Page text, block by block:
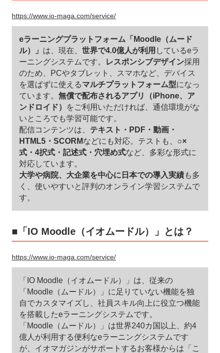
https://www.io-maga.com/service/
eラーニングプラットフォーム「Moodle（ムード
ル）」 は、現在、 世界で4.0億人が利用 しているeラ
ーニングシステムです。
レスポンシブデザイン採用
のため、PCやタブレット、スマホなど、デバイス
を選ばずに使えるマルチプラットフォーム型になっ
ています。 無償で配布されるアプリ（iPhone、ア
ンドロイド）
をご利用いただければ、通信環境がな
いところでも学習可能です。
配信コンテンツは、 テキスト・PDF・動画・
HTML5・SCORMなどにも対応。テストも、 ○×
式・4択式・記述式・穴埋め式など、多彩な形式に
対応しています。
大学や病院、大企業を中心に日本での導入実績も多
く、使いやすいと評判のオンライン学習システムで
す。
■「IO Moodle（イオムードル）」とは？
https://www.io-maga.com/service/
「IO Moodle（イオムードル）」は、従来の
「Moodle（ムードル）」に足りていない機能を独
自でカスタマイズし、社員スキル向上に役立つ機能
を搭載したeラーニングシステムです。
「Moodle（ムードル）」は世界240カ国以上、約4
億人が利用する便利なeラーニングシステムです
が、イオマガジンがサポートするお客様からは「こ